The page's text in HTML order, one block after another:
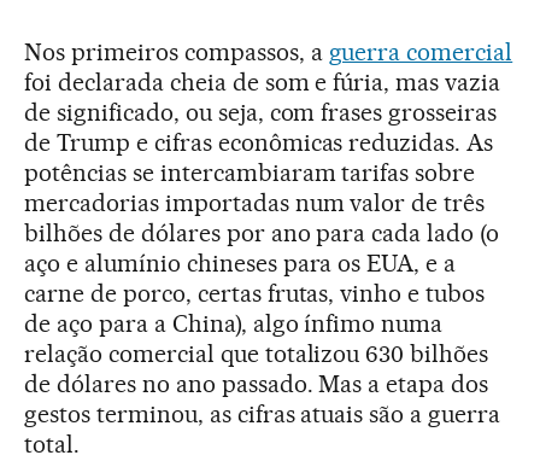
Nos primeiros compassos, a guerra comercial
foi declarada cheia de som e fúria, mas vazia
de significado, ou seja, com frases grosseiras
de Trump e cifras econômicas reduzidas. As
potências se intercambiaram tarifas sobre
mercadorias importadas num valor de três
bilhões de dólares por ano para cada lado (o
aço e alumínio chineses para os EUA, e a
carne de porco, certas frutas, vinho e tubos
de aço para a China), algo ínfimo numa
relação comercial que totalizou 630 bilhões
de dólares no ano passado. Mas a etapa dos
gestos terminou, as cifras atuais são a guerra
total.